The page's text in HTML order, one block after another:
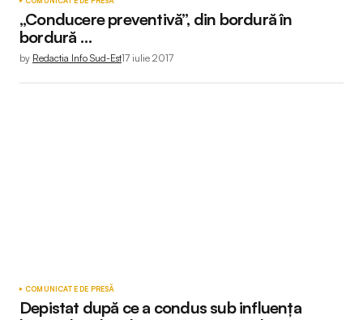
„Conducere preventivă”, din bordură în
bordură …
by Redactia Info Sud-Est17 iulie 2017
COMUNICATE DE PRESĂ
Depistat după ce a condus sub influenţa